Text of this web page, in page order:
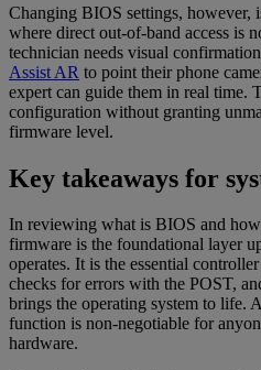
Changing BIOS settings, however,
where direct out-of-band access is
technician needs visual
Assist AR to point their phone
expert can guide them in real time.
configuration without granting
firmware level.
Key takeaways for
In reviewing what is BIOS and
firmware is the foundational layer
operates. It is the essential
checks for errors with the POST,
brings the operating system to life.
function is non-negotiable for
hardware.